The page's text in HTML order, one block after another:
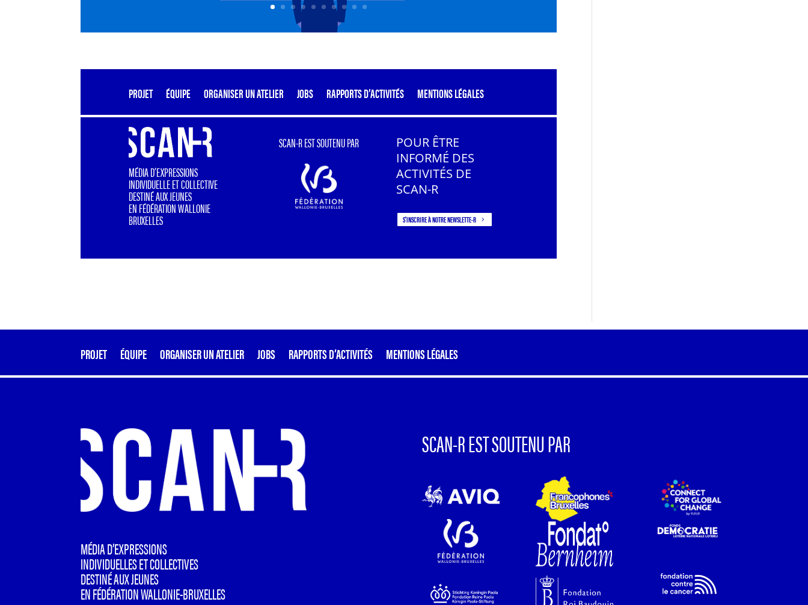
PROJET ÉQUIPE ORGANISER UN ATELIER JOBS RAPPORTS D’ACTIVITÉS MENTIONS LÉGALES
MÉDIA D’EXPRESSIONS
INDIVIDUELLE ET COLLECTIVE
DESTINÉ AUX JEUNES
EN FÉDÉRATION WALLONIE
BRUXELLES
SCAN-R EST SOUTENU PAR
POUR ÊTRE
INFORMÉ DES
ACTIVITÉS DE
SCAN-R
S'INSCRIRE À NOTRE NEWSLETTE-R
PROJET ÉQUIPE ORGANISER UN ATELIER JOBS RAPPORTS D’ACTIVITÉS MENTIONS LÉGALES
MÉDIA D’EXPRESSIONS
INDIVIDUELLES ET COLLECTIVES
DESTINÉ AUX JEUNES
EN FÉDÉRATION WALLONIE-BRUXELLES
SCAN-R EST SOUTENU PAR